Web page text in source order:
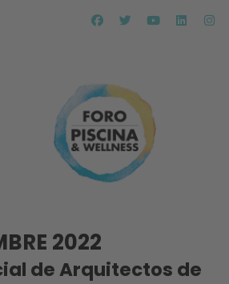
2022
de Arquitectos de